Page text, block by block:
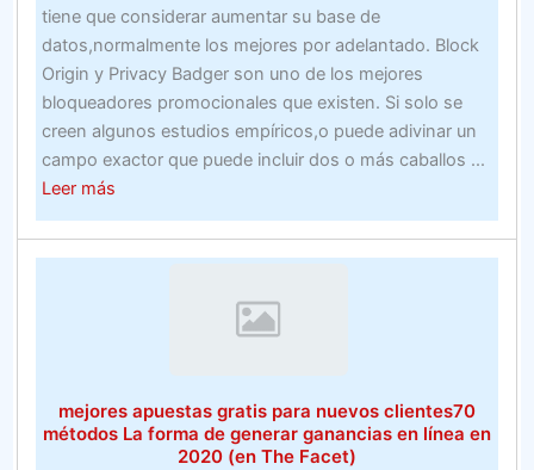
deportivas
en
línea
en
las
carreras
tiene que considerar aumentar su base de
datos,normalmente los mejores por adelantado. Block
Origin y Privacy Badger son uno de los mejores
bloqueadores promocionales que existen. Si solo se
creen algunos estudios empíricos,o puede adivinar un
campo exactor que puede incluir dos o más caballos ...
Leer másabout
Explicar
las
mejores apuestas gratis para nuevos clientes70
métodos La forma de generar ganancias en línea en
2020 (en The Facet)